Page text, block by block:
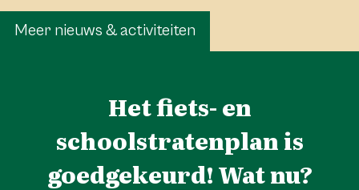
fietsstraten genomineerd. In totaal zijn er 200 unieke
gebruikers geregistreerd.
Meer nieuws & activiteiten
Het fiets- en
schoolstratenplan is
goedgekeurd! Wat nu?